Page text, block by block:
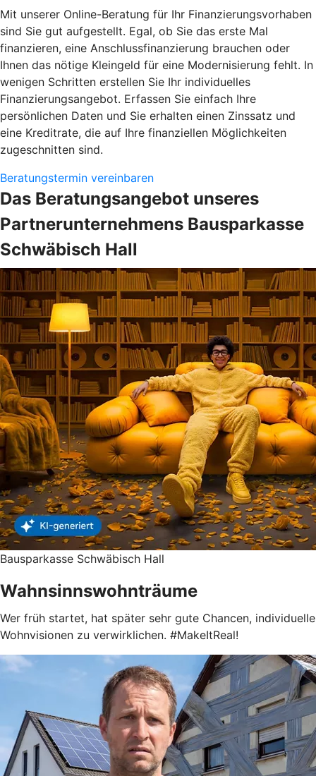
Mit unserer Online-Beratung für Ihr Finanzierungsvorhaben
sind Sie gut aufgestellt. Egal, ob Sie das erste Mal
finanzieren, eine Anschlussfinanzierung brauchen oder
Ihnen das nötige Kleingeld für eine Modernisierung fehlt. In
wenigen Schritten erstellen Sie Ihr individuelles
Finanzierungsangebot. Erfassen Sie einfach Ihre
persönlichen Daten und Sie erhalten einen Zinssatz und
eine Kreditrate, die auf Ihre finanziellen Möglichkeiten
zugeschnitten sind.
Beratungstermin vereinbaren
Das Beratungsangebot unseres
Partnerunternehmens Bausparkasse
Schwäbisch Hall
Bausparkasse Schwäbisch Hall
Wahnsinnswohnträume
Wer früh startet, hat später sehr gute Chancen, individuelle
Wohnvisionen zu verwirklichen. #MakeItReal!